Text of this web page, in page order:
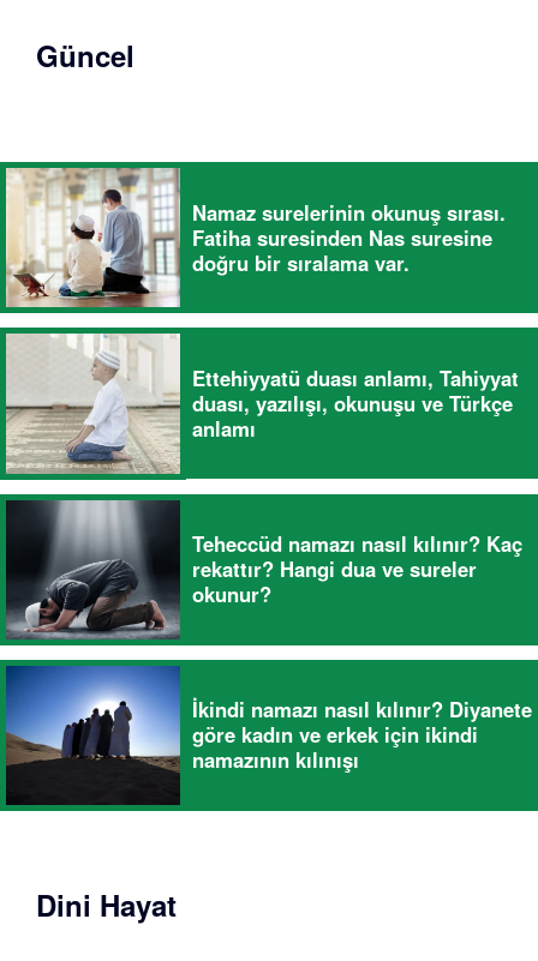
Güncel
Namaz surelerinin okunuş sırası.
Fatiha suresinden Nas suresine
doğru bir sıralama var.
Ettehiyyatü duası anlamı, Tahiyyat
duası, yazılışı, okunuşu ve Türkçe
anlamı
Teheccüd namazı nasıl kılınır? Kaç
rekattır? Hangi dua ve sureler
okunur?
İkindi namazı nasıl kılınır? Diyanete
göre kadın ve erkek için ikindi
namazının kılınışı
Dini Hayat